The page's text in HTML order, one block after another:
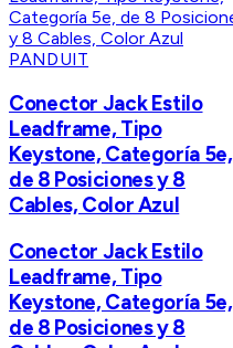
PANDUIT
Conector Jack Estilo
Leadframe, Tipo
Keystone, Categoría 5e,
de 8 Posiciones y 8
Cables, Color Azul
Conector Jack Estilo
Leadframe, Tipo
Keystone, Categoría 5e,
de 8 Posiciones y 8